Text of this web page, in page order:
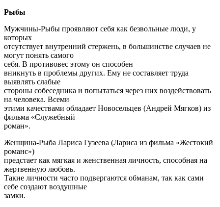
Рыбы
Мужчины-Рыбы проявляют себя как безвольные люди, у
которых
отсутствует внутренний стержень, в большинстве случаев не
могут понять самого
себя. В противовес этому он способен
вникнуть в проблемы других. Ему не составляет труда
выявлять слабые
стороны собеседника и попытаться через них воздействовать
на человека. Всеми
этими качествами обладает Новосельцев (Андрей Мягков) из
фильма «Служебный
роман».
Женщина-Рыба Лариса Гузеева (Лариса из фильма «Жестокий
романс»)
предстает как мягкая и женственная личность, способная на
жертвенную любовь.
Такие личности часто подвергаются обманам, так как сами
себе создают воздушные
замки.